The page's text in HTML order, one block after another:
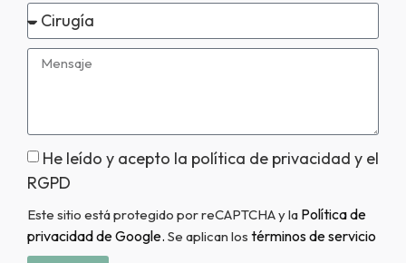
He leído y acepto la política de privacidad y el
RGPD
Este sitio está protegido por reCAPTCHA y la Política de
privacidad de Google. Se aplican los términos de servicio